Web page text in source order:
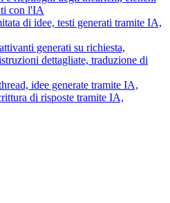
con l'IA
di idee, testi generati tramite IA,
generati su richiesta,
dettagliate, traduzione di
idee generate tramite IA,
di risposte tramite IA,